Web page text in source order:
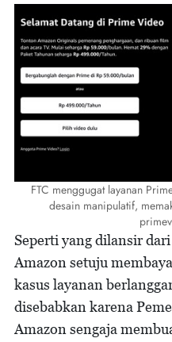
FTC menggugat layanan
desain manipulatif,
Seperti yang dilansir dari
Amazon setuju
kasus layanan
disebabkan karena
Amazon sengaja